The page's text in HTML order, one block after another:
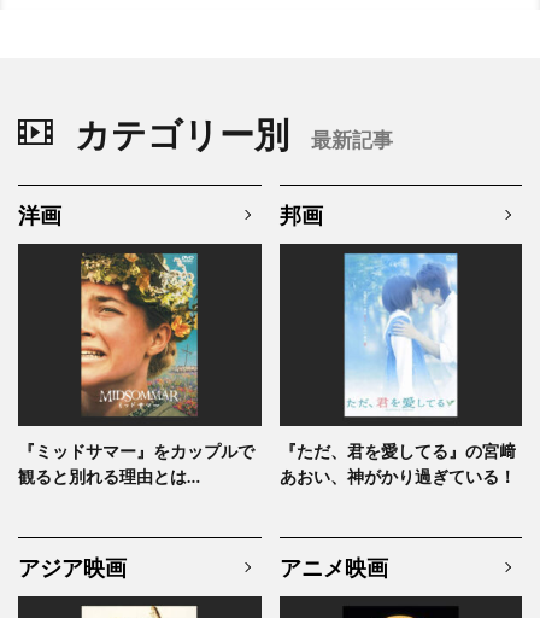
ジェリー・ローラー
ジェリー・ワッサーマン
ジェルジ・リゲティ
ジェルーシャ・ヘス
ジェレミー・クライナー
ジェレミー・クーン
ジェレミー・スイフト
ジェレミー・ピヴェン
ジェレミー・レナー
ジェレミー・レヴェン
ジェームズ・D・ブルベイカー
ジェームズ・L・カーター
ジェームズ・T・キャラハン
ジェームズ・アール・ジョーンズ
カテゴリー別 最新記事
洋画
『ミッドサマー』をカップルで
観ると別れる理由とは…
邦画
『ただ、君を愛してる』の宮﨑
あおい、神がかり過ぎている！
アジア映画 アニメ映画